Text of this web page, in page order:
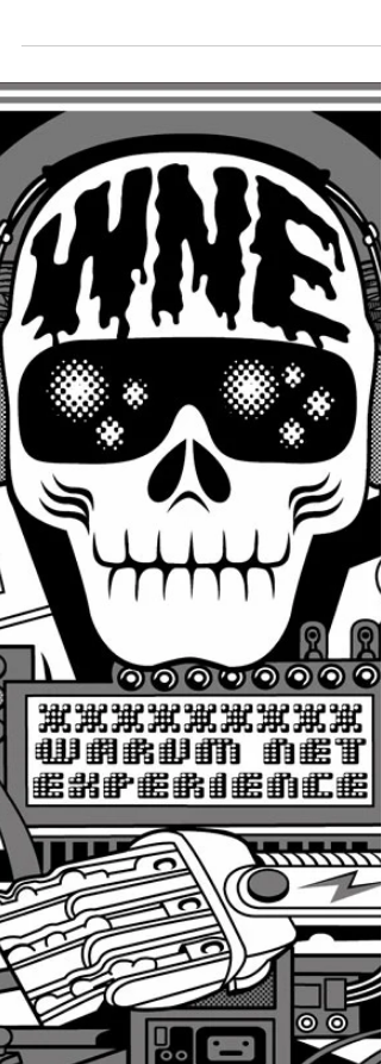
20 déc. 2008 1 min de lecture
wne, une radio old school
WNE & Old School vous invitent à l’inauguration de
leur nouveau studio radio le 20 décembre 2008 … Les
associations WNE (Warum Net...